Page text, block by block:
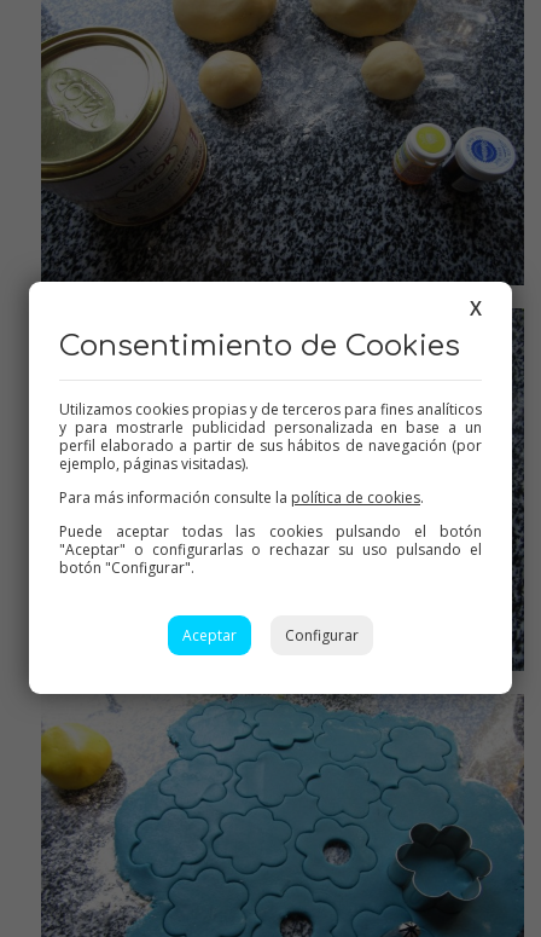
X
Consentimiento de Cookies
Utilizamos cookies propias y de terceros para fines analíticos
y para mostrarle publicidad personalizada en base a un
perfil elaborado a partir de sus hábitos de navegación (por
ejemplo, páginas visitadas).
Para más información consulte la política de cookies.
Puede aceptar todas las cookies pulsando el botón
"Aceptar" o configurarlas o rechazar su uso pulsando el
botón "Configurar".
Aceptar Configurar